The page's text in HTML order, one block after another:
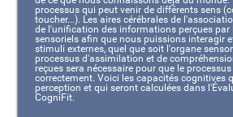
processus qui peut venir de différents sens
toucher...). Les aires cérébrales de
de l'unification des informations perçues par
sensoriels afin que nous puissions interagir
stimuli externes, quel que soit l'organe
processus d'assimilation et de
reçues sera nécessaire pour que le
correctement. Voici les capacités cognitives
perception et qui seront calculées dans
CogniFit.